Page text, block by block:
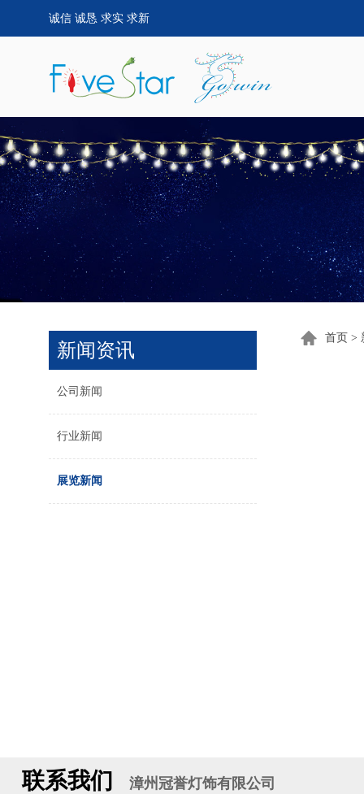
诚信 诚恳 求实 求新
新闻资讯
公司新闻
行业新闻
展览新闻
首页 >
联系我们 漳州冠誉灯饰有限公司